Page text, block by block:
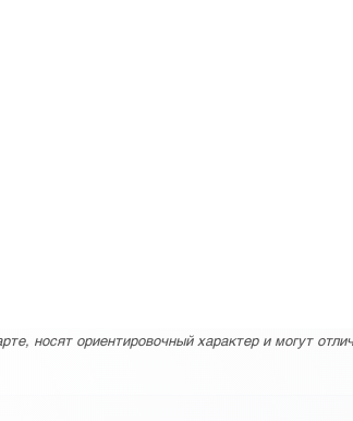
носят ориентировочный характер и могут